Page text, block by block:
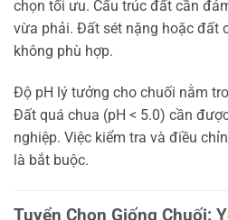
chọn tối ưu. Cấu trúc đất cần
vừa phải. Đất sét nặng hoặc đất
không phù hợp.
Độ pH lý tưởng cho chuối nằm
Đất quá chua (pH < 5.0) cần
nghiệp. Việc kiểm tra và điều
là bắt buộc.
Tuyển Chọn Giống Chuối: